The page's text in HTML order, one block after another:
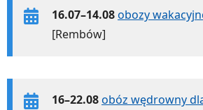
16.07–14.08obozy
[Rembów]
16–22.08obóz wędrowny